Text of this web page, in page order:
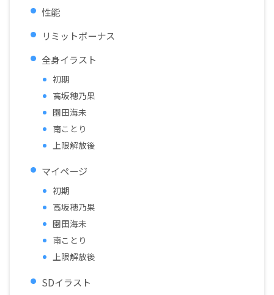
性能
リミットボーナス
全身イラスト
初期
高坂穂乃果
園田海未
南ことり
上限解放後
マイページ
初期
高坂穂乃果
園田海未
南ことり
上限解放後
SDイラスト